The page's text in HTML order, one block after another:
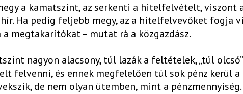
a kamatszint, az serkenti a hitelfelvételt, viszont
Ha pedig feljebb megy, az a hitelfelvevőket fogja
megtakarítókat – mutat rá a közgazdász.
nagyon alacsony, túl lazák a feltételek, „túl
felvenni, és ennek megfelelően túl sok pénz kerül a
de nem olyan ütemben, mint a pénzmennyiség.